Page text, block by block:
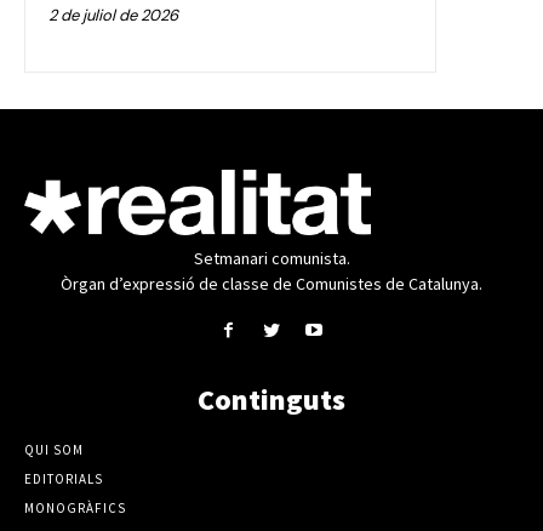
2 de juliol de 2026
Setmanari comunista.
Òrgan d’expressió de classe de Comunistes de Catalunya.
Continguts
QUI SOM
EDITORIALS
MONOGRÀFICS